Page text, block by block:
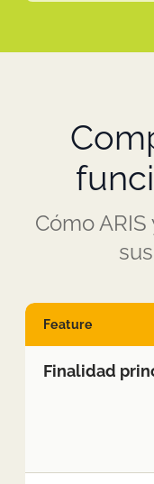
Cómo
Feature
Finalidad